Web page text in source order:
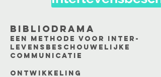
bibliodrama
een methode voor inter-
levensbeschouwelijke
communicatie
Ontwikkeling